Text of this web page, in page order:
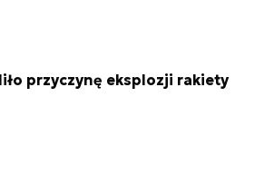
przyczynę eksplozji rakiety